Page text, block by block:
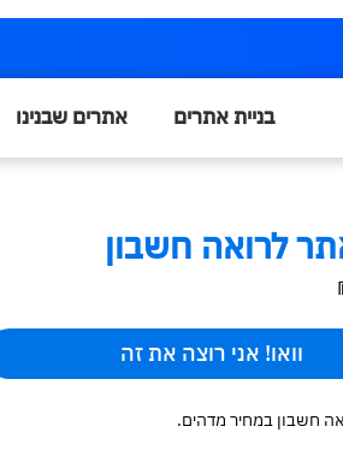
בניית אתרים אתרים שבנינו
לרואה חשבון
וואו! אני רוצה את זה
חשבון במחיר מדהים.